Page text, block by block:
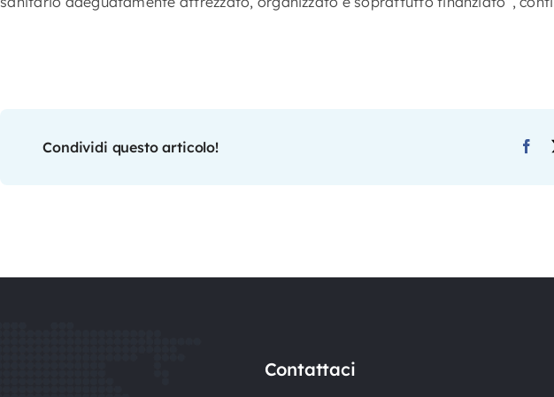
Condividi questo articolo!
Contattaci